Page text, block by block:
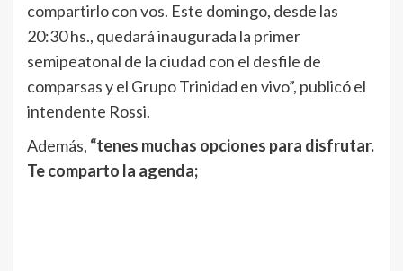
compartirlo con vos. Este domingo, desde las
20:30 hs., quedará inaugurada la primer
semipeatonal de la ciudad con el desfile de
comparsas y el Grupo Trinidad en vivo”, publicó el
intendente Rossi.
Además, “tenes muchas opciones para disfrutar.
Te comparto la agenda;